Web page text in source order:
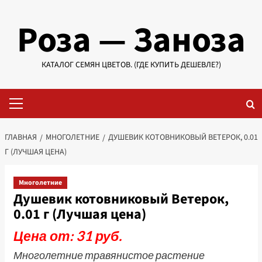
содержимому
Роза — Заноза
КАТАЛОГ СЕМЯН ЦВЕТОВ. (ГДЕ КУПИТЬ ДЕШЕВЛЕ?)
меню
ГЛАВНАЯ МНОГОЛЕТНИЕ
ДУШЕВИК КОТОВНИКОВЫЙ ВЕТЕРОК, 0.01
Г (ЛУЧШАЯ ЦЕНА)
Многолетние
Душевик котовниковый Ветерок,
0.01 г (Лучшая цена)
Цена от: 31 руб.
Многолетние травянистое растение